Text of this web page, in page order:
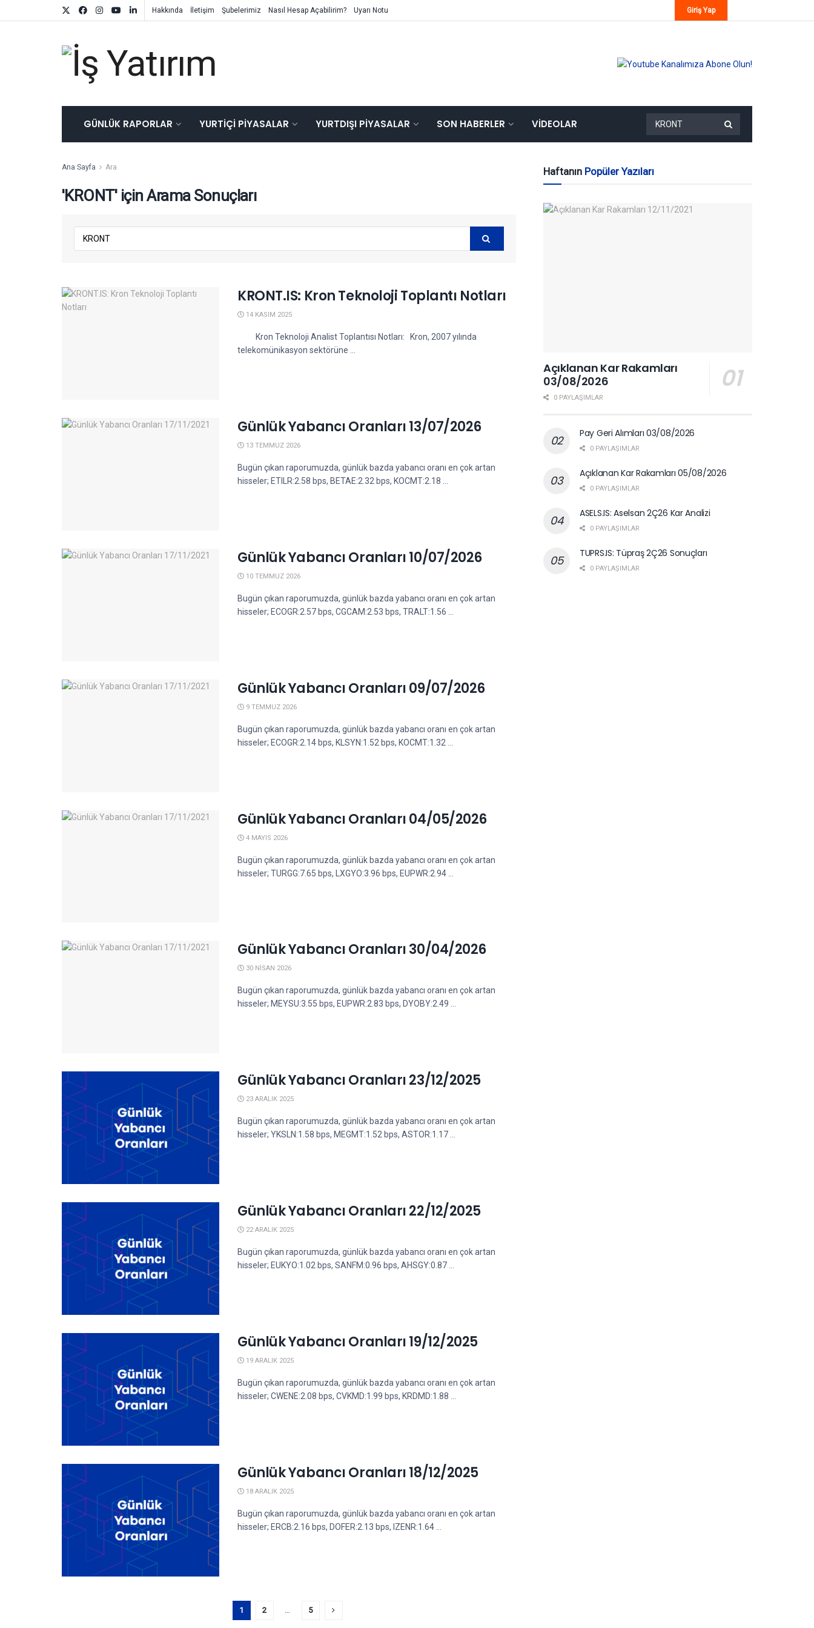
Hakkında İletişim Şubelerimiz Nasıl Hesap Açabilirim? Uyarı Notu Giriş Yap
GÜNLÜK RAPORLAR YURTIÇI PIYASALAR YURTDIŞI PIYASALAR SON HABERLER VIDEOLAR
Ana Sayfa Ara
'KRONT' için Arama Sonuçları
KRONT.IS: Kron Teknoloji Toplantı Notları
14 KASIM 2025
Kron Teknoloji Analist Toplantısı Notları: Kron, 2007 yılında
telekomünikasyon sektörüne ...
Günlük Yabancı Oranları 13/07/2026
13 TEMMUZ 2026
Bugün çıkan raporumuzda, günlük bazda yabancı oranı en çok artan
hisseler; ETILR:2.58 bps, BETAE:2.32 bps, KOCMT:2.18 ...
Günlük Yabancı Oranları 10/07/2026
10 TEMMUZ 2026
Bugün çıkan raporumuzda, günlük bazda yabancı oranı en çok artan
hisseler; ECOGR:2.57 bps, CGCAM:2.53 bps, TRALT:1.56 ...
Günlük Yabancı Oranları 09/07/2026
9 TEMMUZ 2026
Bugün çıkan raporumuzda, günlük bazda yabancı oranı en çok artan
hisseler; ECOGR:2.14 bps, KLSYN:1.52 bps, KOCMT:1.32 ...
Günlük Yabancı Oranları 04/05/2026
4 MAYIS 2026
Bugün çıkan raporumuzda, günlük bazda yabancı oranı en çok artan
hisseler; TURGG:7.65 bps, LXGYO:3.96 bps, EUPWR:2.94 ...
Günlük Yabancı Oranları 30/04/2026
30 NISAN 2026
Bugün çıkan raporumuzda, günlük bazda yabancı oranı en çok artan
hisseler; MEYSU:3.55 bps, EUPWR:2.83 bps, DYOBY:2.49 ...
Günlük Yabancı Oranları 23/12/2025
23 ARALIK 2025
Bugün çıkan raporumuzda, günlük bazda yabancı oranı en çok artan
hisseler; YKSLN:1.58 bps, MEGMT:1.52 bps, ASTOR:1.17 ...
Günlük Yabancı Oranları 22/12/2025
22 ARALIK 2025
Bugün çıkan raporumuzda, günlük bazda yabancı oranı en çok artan
hisseler; EUKYO:1.02 bps, SANFM:0.96 bps, AHSGY:0.87 ...
Günlük Yabancı Oranları 19/12/2025
19 ARALIK 2025
Bugün çıkan raporumuzda, günlük bazda yabancı oranı en çok artan
hisseler; CWENE:2.08 bps, CVKMD:1.99 bps, KRDMD:1.88 ...
Günlük Yabancı Oranları 18/12/2025
18 ARALIK 2025
Bugün çıkan raporumuzda, günlük bazda yabancı oranı en çok artan
hisseler; ERCB:2.16 bps, DOFER:2.13 bps, IZENR:1.64 ...
1 2 5
Haftanın Popüler Yazıları
Açıklanan Kar Rakamları
03/08/2026
0 PAYLAŞIMLAR
Pay Geri Alımları 03/08/2026
0 PAYLAŞIMLAR
Açıklanan Kar Rakamları 05/08/2026
0 PAYLAŞIMLAR
ASELS.IS: Aselsan 2Ç26 Kar Analizi
0 PAYLAŞIMLAR
TUPRS.IS: Tüpraş 2Ç26 Sonuçları
0 PAYLAŞIMLAR